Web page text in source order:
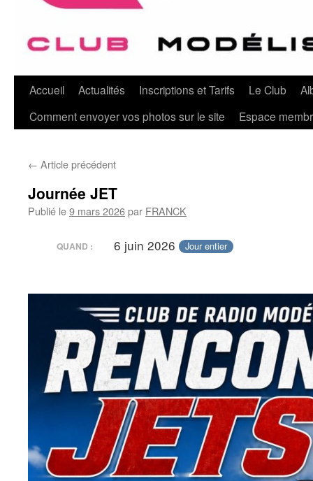
Aller
Accueil Actualités Inscriptions et Tarifs Le Club
Comment envoyer vos photos sur le site
Espace
← Article précédent
Journée JET
Publié le9 mars 2026par FRANCK
QUAND : 6 juin 2026 Jour entier